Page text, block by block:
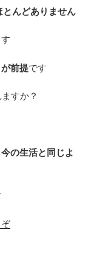
とんどありません
前提です
すか？
の生活と同じよ